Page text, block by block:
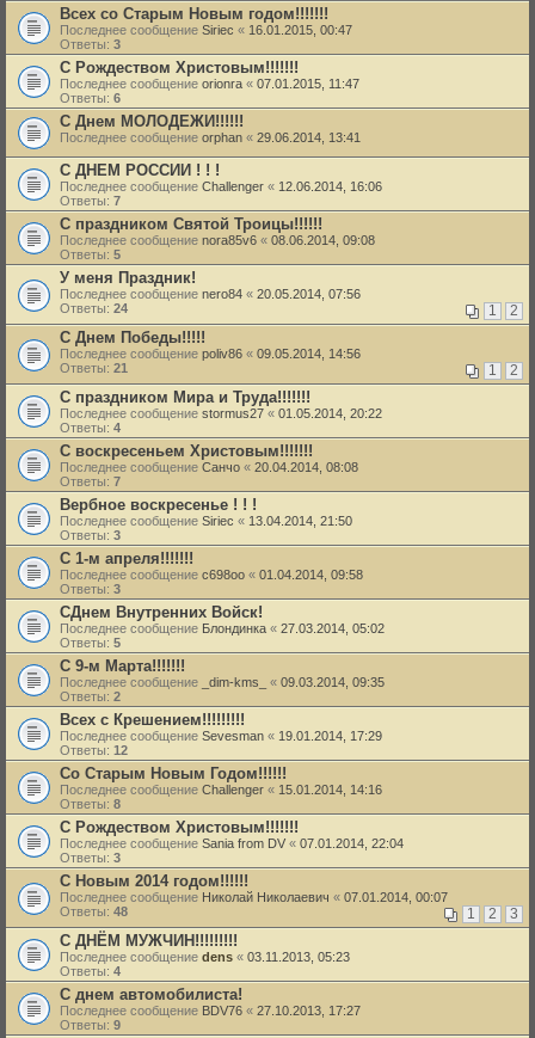
Всех со Старым Новым годом!!!!!!!
Последнее сообщение Siriec « 16.01.2015, 00:47
Ответы: 3
C Рождеством Христовым!!!!!!!
Последнее сообщение orionra « 07.01.2015, 11:47
Ответы: 6
С Днем МОЛОДЕЖИ!!!!!!
Последнее сообщение orphan « 29.06.2014, 13:41
С ДНЕМ РОССИИ ! ! !
Последнее сообщение Challenger « 12.06.2014, 16:06
Ответы: 7
С праздником Святой Троицы!!!!!!
Последнее сообщение nora85v6 « 08.06.2014, 09:08
Ответы: 5
У меня Праздник!
Последнее сообщение nero84 « 20.05.2014, 07:56
Ответы: 24 1 2
С Днем Победы!!!!!
Последнее сообщение poliv86 « 09.05.2014, 14:56
Ответы: 21 1 2
С праздником Мира и Труда!!!!!!!
Последнее сообщение stormus27 « 01.05.2014, 20:22
Ответы: 4
С воскресеньем Христовым!!!!!!!
Последнее сообщение Санчо « 20.04.2014, 08:08
Ответы: 7
Вербное воскресенье ! ! !
Последнее сообщение Siriec « 13.04.2014, 21:50
Ответы: 3
С 1-м апреля!!!!!!!
Последнее сообщение c698oo « 01.04.2014, 09:58
Ответы: 3
СДнем Внутренних Войск!
Последнее сообщение Блондинка « 27.03.2014, 05:02
Ответы: 5
С 9-м Марта!!!!!!!
Последнее сообщение _dim-kms_ « 09.03.2014, 09:35
Ответы: 2
Всех с Крешением!!!!!!!!!
Последнее сообщение Sevesman « 19.01.2014, 17:29
Ответы: 12
Со Старым Новым Годом!!!!!!
Последнее сообщение Challenger « 15.01.2014, 14:16
Ответы: 8
С Рождеством Христовым!!!!!!!
Последнее сообщение Sania from DV « 07.01.2014, 22:04
Ответы: 3
С Новым 2014 годом!!!!!!
Последнее сообщение Николай Николаевич « 07.01.2014, 00:07
Ответы: 48 1 2 3
С ДНЁМ МУЖЧИН!!!!!!!!!
Последнее сообщение dens « 03.11.2013, 05:23
Ответы: 4
С днем автомобилиста!
Последнее сообщение BDV76 « 27.10.2013, 17:27
Ответы: 9